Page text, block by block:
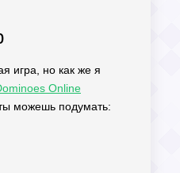
игра, но как же я
Online
можешь подумать: